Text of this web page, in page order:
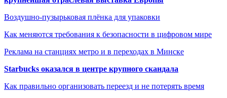
Воздушно-пузырьковая плёнка для упаковки
Как меняются требования к безопасности в цифровом мире
Реклама на станциях метро и в переходах в Минске
Starbucks оказался в центре крупного скандала
Как правильно организовать переезд и не потерять время